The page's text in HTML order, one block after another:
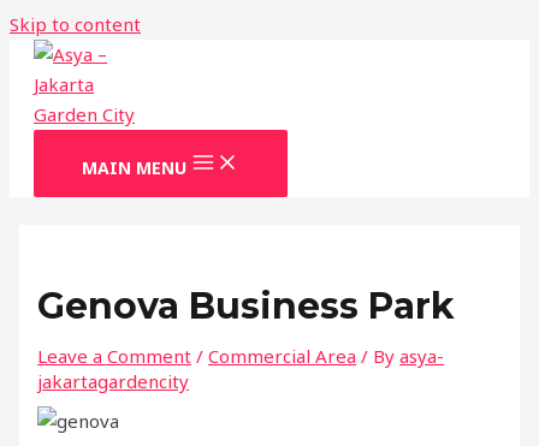
Skip to content
MAIN MENU
Genova Business Park
Leave a Comment /Commercial Area / Byasya-
jakartagardencity